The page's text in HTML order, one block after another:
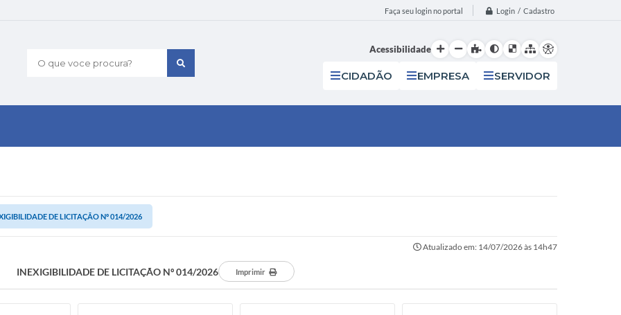
Faça seu login no portal Login / Cadastro
O que voce procura?
Acessibilidade
CIDADÃO EMPRESA SERVIDOR
DE LICITAÇÃO Nº 014/2026
Atualizado em: 14/07/2026 às 14h47
INEXIGIBILIDADE DE LICITAÇÃO Nº 014/2026 Imprimir